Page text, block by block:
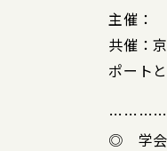
主催：
共催：
ポート
◎ 学会